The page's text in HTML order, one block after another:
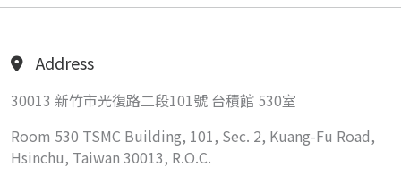
Address
30013 新竹市光復路二段101號 台積館 530室
Room 530 TSMC Building, 101, Sec. 2, Kuang-Fu Road,
Hsinchu, Taiwan 30013, R.O.C.